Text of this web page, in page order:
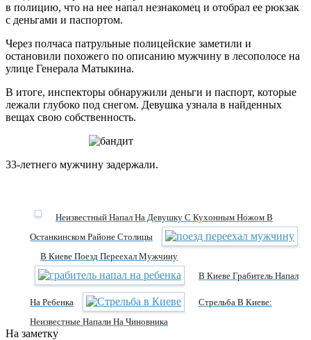
в полицию, что на нее напал незнакомец и отобрал ее рюкзак
с деньгами и паспортом.
Через полчаса патрульные полицейские заметили и
остановили похожего по описанию мужчину в лесополосе на
улице Генерала Матыкина.
В итоге, инспекторы обнаружили деньги и паспорт, которые
лежали глубоко под снегом. Девушка узнала в найденных
вещах свою собственность.
33-летнего мужчину задержали.
Неизвестный Напал На Девушку С Кухонным Ножом В
Останкинском Районе Столицы
В Киеве Поезд Переехал Мужчину
В Киеве Грабитель Напал
На Ребенка
Стрельба В Киеве:
Неизвестные Напали На Чиновника
На заметку